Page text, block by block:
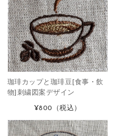
珈琲カップと珈琲豆[食事・飲
物]刺繍図案デザイン
¥800 （税込）